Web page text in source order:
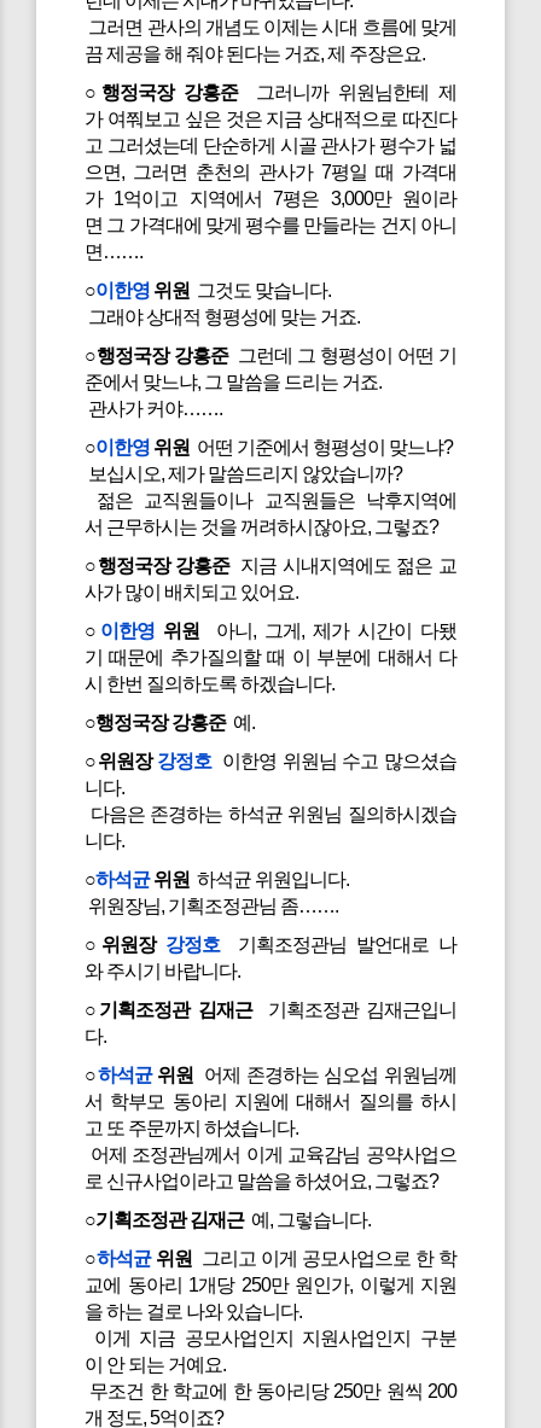
그러면 관사의 개념도 이제는 시대 흐름에 맞게
끔 제공을 해 줘야 된다는 거죠, 제 주장은요.
○행정국장 강흥준그러니까 위원님한테 제
가 여쭤보고 싶은 것은 지금 상대적으로 따진다
고 그러셨는데 단순하게 시골 관사가 평수가 넓
으면, 그러면 춘천의 관사가 7평일 때 가격대
가 1억이고 지역에서 7평은 3,000만 원이라
면 그 가격대에 맞게 평수를 만들라는 건지 아니
면…….
○이한영 위원 그것도 맞습니다.
그래야 상대적 형평성에 맞는 거죠.
○행정국장 강흥준그런데 그 형평성이 어떤 기
준에서 맞느냐, 그 말씀을 드리는 거죠.
관사가 커야…….
○이한영 위원 어떤 기준에서 형평성이 맞느냐?
보십시오, 제가 말씀드리지 않았습니까?
젊은 교직원들이나 교직원들은 낙후지역에
서 근무하시는 것을 꺼려하시잖아요, 그렇죠?
○행정국장 강흥준지금 시내지역에도 젊은 교
사가 많이 배치되고 있어요.
○ 이한영 위원
아니, 그게, 제가 시간이 다됐
기 때문에 추가질의할 때 이 부분에 대해서 다
시 한번 질의하도록 하겠습니다.
○행정국장 강흥준예.
○위원장강정호 이한영 위원님 수고 많으셨습
니다.
다음은 존경하는 하석균 위원님 질의하시겠습
니다.
○하석균위원 하석균 위원입니다.
위원장님, 기획조정관님 좀…….
○위원장 강정호기획조정관님 발언대로 나
와 주시기 바랍니다.
○기획조정관 김재근기획조정관 김재근입니
다.
○하석균위원
어제 존경하는 심오섭 위원님께
서 학부모 동아리 지원에 대해서 질의를 하시
고 또 주문까지 하셨습니다.
어제 조정관님께서 이게 교육감님 공약사업으
로 신규사업이라고 말씀을 하셨어요, 그렇죠?
○기획조정관 김재근예, 그렇습니다.
○하석균위원
그리고 이게 공모사업으로 한 학
교에 동아리 1개당 250만 원인가, 이렇게 지원
을 하는 걸로 나와 있습니다.
이게 지금 공모사업인지 지원사업인지 구분
이 안 되는 거예요.
무조건 한 학교에 한 동아리당 250만 원씩 200
개 정도, 5억이죠?